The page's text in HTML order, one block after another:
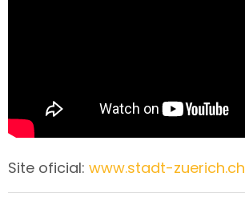
Site oficial: www.stadt-zuerich.ch